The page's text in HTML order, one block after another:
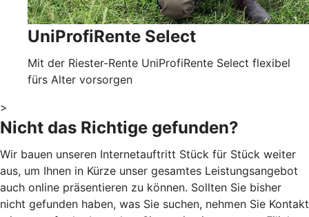
UniProfiRente Select
Mit der Riester-Rente UniProfiRente Select flexibel
fürs Alter vorsorgen
>
Nicht das Richtige gefunden?
Wir bauen unseren Internetauftritt Stück für Stück weiter
aus, um Ihnen in Kürze unser gesamtes Leistungsangebot
auch online präsentieren zu können. Sollten Sie bisher
nicht gefunden haben, was Sie suchen, nehmen Sie Kontakt